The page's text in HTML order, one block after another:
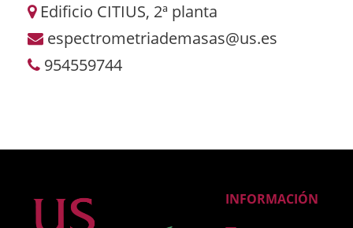
Edificio CITIUS, 2ª planta
espectrometriademasas@us.es
954559744
INFORMACIÓN